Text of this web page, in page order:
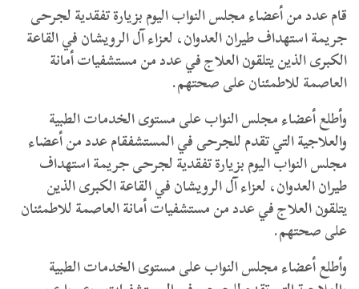
قام عدد من أعضاء مجلس النواب اليوم بزيارة تفقدية لجرحى
جريمة استهداف طيران العدوان، لعزاء آل الرويشان في القاعة
الكبرى الذين يتلقون العلاج في عدد من مستشفيات أمانة
العاصمة للاطمئنان على صحتهم.
وأطلع أعضاء مجلس النواب على مستوى الخدمات الطبية
والعلاجية التي تقدم للجرحى في المستشفقام عدد من أعضاء
مجلس النواب اليوم بزيارة تفقدية لجرحى جريمة استهداف
طيران العدوان، لعزاء آل الرويشان في القاعة الكبرى الذين
يتلقون العلاج في عدد من مستشفيات أمانة العاصمة للاطمئنان
على صحتهم.
وأطلع أعضاء مجلس النواب على مستوى الخدمات الطبية